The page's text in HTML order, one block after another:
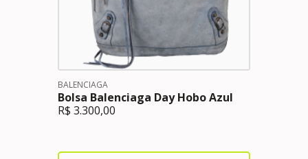
BALENCIAGA
Bolsa Balenciaga Day Hobo Azul
R$ 3.300,00